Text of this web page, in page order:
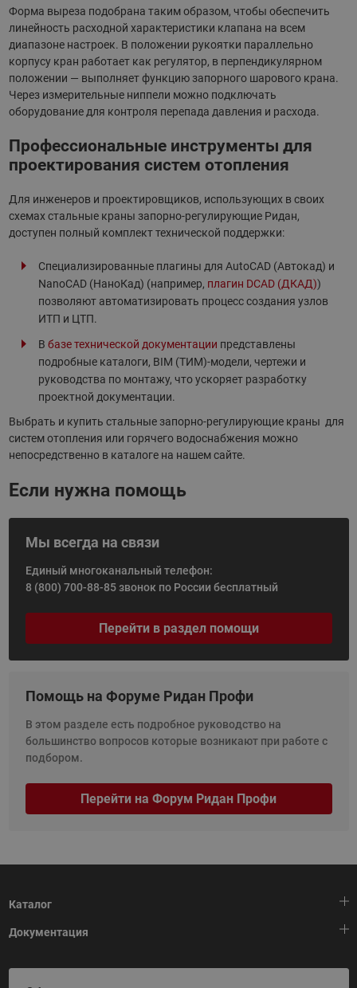
Форма выреза подобрана таким образом, чтобы обеспечить
линейность расходной характеристики клапана на всем
диапазоне настроек. В положении рукоятки параллельно
корпусу кран работает как регулятор, в перпендикулярном
положении — выполняет функцию запорного шарового крана.
Через измерительные ниппели можно подключать
оборудование для контроля перепада давления и расхода.
Профессиональные инструменты для
проектирования систем отопления
Для инженеров и проектировщиков, использующих в своих
схемах стальные краны запорно-регулирующие Ридан,
доступен полный комплект технической поддержки:
Специализированные плагины для AutoCAD (Автокад) и
NanoCAD (НаноКад) (например, плагин DCAD (ДКАД))
позволяют автоматизировать процесс создания узлов
ИТП и ЦТП.
В базе технической документации представлены
подробные каталоги, BIM (ТИМ)-модели, чертежи и
руководства по монтажу, что ускоряет разработку
проектной документации.
Выбрать и купить стальные запорно-регулирующие краны для
систем отопления или горячего водоснабжения можно
непосредственно в каталоге на нашем сайте.
Если нужна помощь
Мы всегда на связи
Единый многоканальный телефон:
8 (800) 700-88-85звонок по России бесплатный
Перейти в раздел помощи
Помощь на Форуме Ридан Профи
В этом разделе есть подробное руководство на
большинство вопросов которые возникают при работе с
подбором.
Перейти на Форум Ридан Профи
Каталог
Тепловая автоматика
Холодильная техника
Документация
HeatPlatform (Тепловая платформа)